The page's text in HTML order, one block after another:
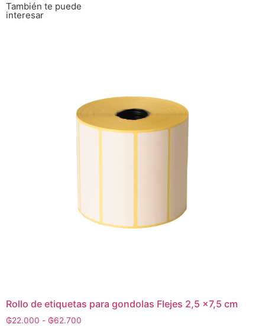
También te puede
interesar
Rollo de etiquetas para gondolas Flejes 2,5 x7,5 cm
₲22.000 - ₲62.700